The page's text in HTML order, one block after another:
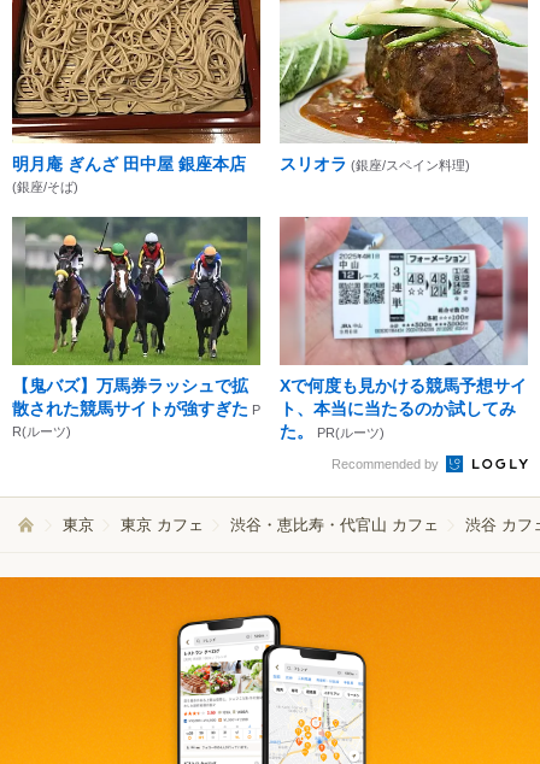
明月庵 ぎんざ 田中屋 銀座本店
(銀座/そば)
スリオラ (銀座/スペイン料理)
【鬼バズ】万馬券ラッシュで拡
散された競馬サイトが強すぎた P
R(ルーツ)
Xで何度も見かける競馬予想サイ
ト、本当に当たるのか試してみ
た。
PR(ルーツ)
Recommended by
東京 東京 カフェ 渋谷・恵比寿・代官山 カフェ 渋谷 カフ